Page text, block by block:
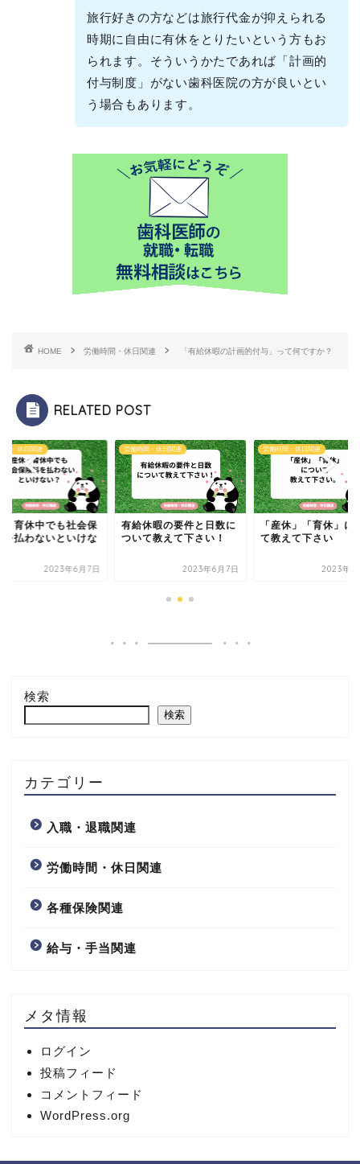
旅行好きの方などは旅行代金が抑えられる
時期に自由に有休をとりたいという方もお
られます。そういうかたであれば「計画的
付与制度」がない歯科医院の方が良いとい
う場合もあります。
HOME 労働時間・休日関連 「有給休暇の計画的付与」って何ですか？
RELATED POST
間・休日関連
・育休中でも社会保
を払わないといけな
2023年6月7日
労働時間・休日関連
有給休暇の要件と日数に
ついて教えて下さい！
2023年6月7日
労働時間・休日関連
「産休」「育休」に
て教えて下さい
2023年6
検索
検索
カテゴリー
入職・退職関連
労働時間・休日関連
各種保険関連
給与・手当関連
メタ情報
ログイン
投稿フィード
コメントフィード
WordPress.org